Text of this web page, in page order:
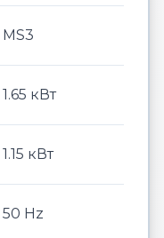
MS3
1.65 кВт
1.15 кВт
50 Hz